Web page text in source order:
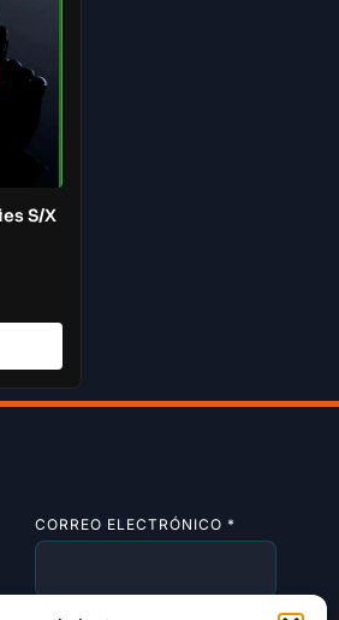
S/X
CORREO ELECTRÓNICO*